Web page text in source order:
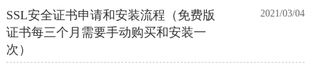
SSL安全证书申请和安装流程（免费版
证书每三个月需要手动购买和安装一
次）
2021/03/04